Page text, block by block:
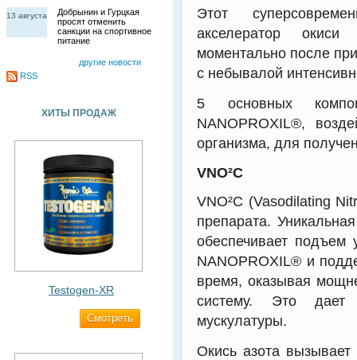
13 августа
Добрынин и Гурцкая
просят отменить
санкции на спортивное
питание
другие новости
RSS
ХИТЫ ПРОДАЖ
Testogen-XR
Cмотреть
Этот
акселератор
моментально после
с небывалой
5 основных
NANOPROXIL®,
организма, для
VNO²C
VNO²C (Vasodilating
препарата.
обеспечивает подъем
NANOPROXIL® и
время, оказывая
систему. Это дает
мускулатуры.
Окись азота